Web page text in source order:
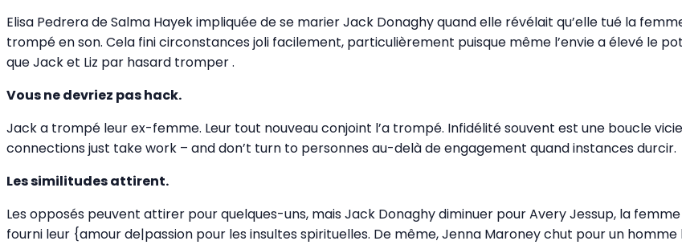
Elisa Pedrera de Salma Hayek impliquée de se marier Jack Donaghy quand elle révélait qu’elle tué la
trompé en son. Cela fini circonstances joli facilement, particulièrement puisque même l’envie a élevé le
que Jack et Liz par hasard tromper .
Vous ne devriez pas hack.
Jack a trompé leur ex-femme. Leur tout nouveau conjoint l’a trompé. Infidélité souvent est une boucle
connections just take work – and don’t turn to personnes au-delà de engagement quand instances durcir.
Les similitudes attirent.
Les opposés peuvent attirer pour quelques-uns, mais Jack Donaghy diminuer pour Avery Jessup, la
fourni leur {amour de|passion pour les insultes spirituelles. De même, Jenna Maroney chut pour un